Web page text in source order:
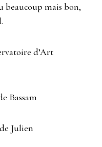
beaucoup mais bon,
d’Art
Bassam
Julien